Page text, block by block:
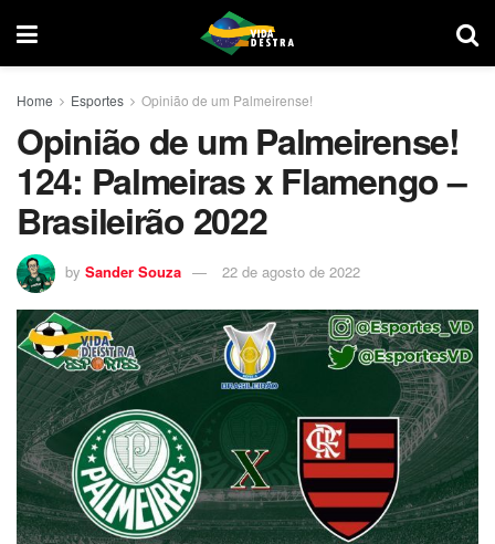
Home Esportes Opinião de um Palmeirense!
Opinião de um Palmeirense!
124: Palmeiras x Flamengo –
Brasileirão 2022
by Sander Souza 22 de agosto de 2022